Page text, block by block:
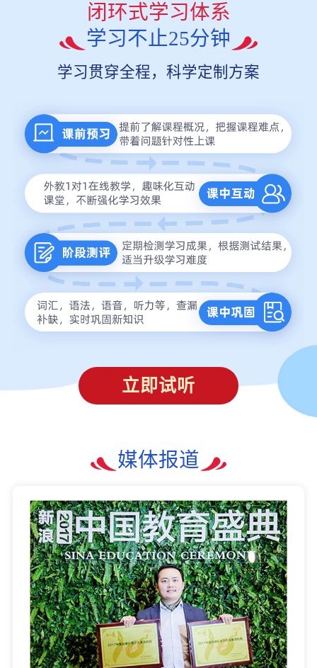
闭环式学习体系
学习不止25分钟
学习贯穿全程，科学定制方案
立即试听
媒体报道